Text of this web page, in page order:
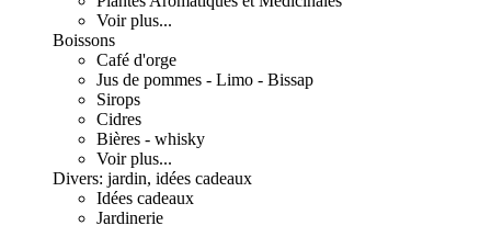
Voir plus...
Boissons
Café d'orge
Jus de pommes - Limo - Bissap
Sirops
Cidres
Bières - whisky
Voir plus...
Divers: jardin, idées cadeaux
Idées cadeaux
Jardinerie